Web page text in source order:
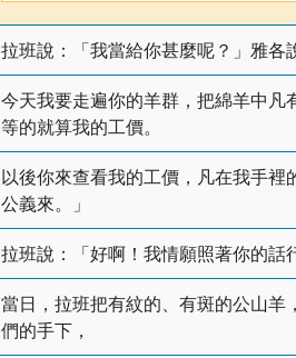
拉班說：「我當給你甚麼呢？」雅各
今天我要走遍你的羊群，把綿羊中
等的就算我的工價。
以後你來查看我的工價，凡在我手
公義來。」
拉班說：「好啊！我情願照著你的話
當日，拉班把有紋的、有斑的公山
們的手下，